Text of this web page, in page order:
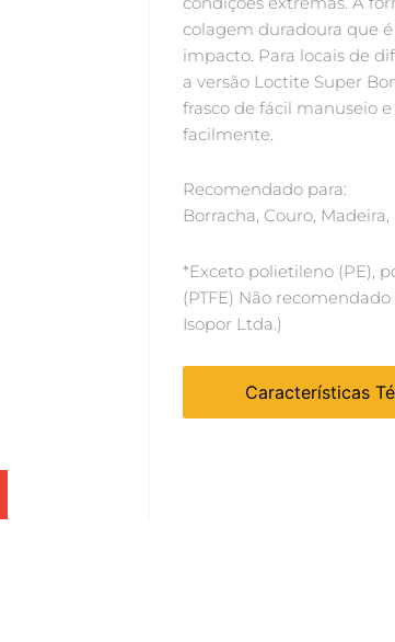
colagem duradoura que
impacto. Para locais de
a versão Loctite Super
frasco de fácil manuseio
facilmente.
Recomendado para:
Borracha, Couro,
*Exceto polietileno (PE),
(PTFE) Não
Isopor Ltda.)
Características